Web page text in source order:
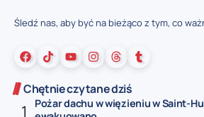
Śledź nas, aby być na bieżąco z tym, co
Chętnie czytane dziś
Pożar dachu w więzieniu w Saint-